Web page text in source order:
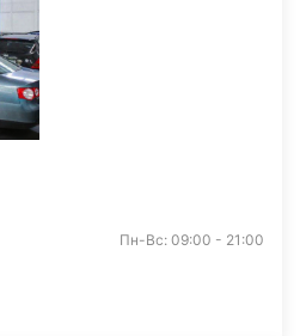
Пн-Вс: 09:00 - 21:00